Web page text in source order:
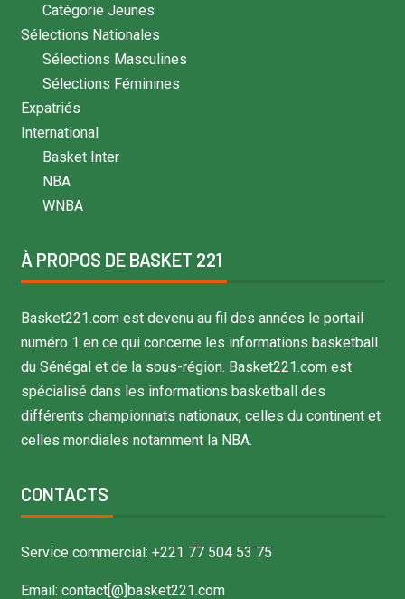
Catégorie Jeunes
Sélections Nationales
Sélections Masculines
Sélections Féminines
Expatriés
International
Basket Inter
NBA
WNBA
À PROPOS DE BASKET 221
Basket221.com est devenu au fil des années le portail
numéro 1 en ce qui concerne les informations basketball
du Sénégal et de la sous-région. Basket221.com est
spécialisé dans les informations basketball des
différents championnats nationaux, celles du continent et
celles mondiales notamment la NBA.
CONTACTS
Service commercial: +221 77 504 53 75
Email: contact[@]basket221.com